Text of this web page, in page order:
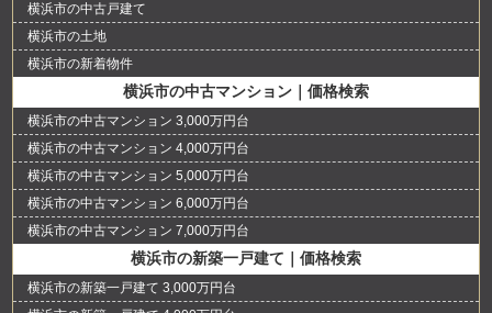
横浜市の中古戸建て
横浜市の土地
横浜市の新着物件
横浜市の中古マンション｜価格検索
横浜市の中古マンション 3,000万円台
横浜市の中古マンション 4,000万円台
横浜市の中古マンション 5,000万円台
横浜市の中古マンション 6,000万円台
横浜市の中古マンション 7,000万円台
横浜市の新築一戸建て｜価格検索
横浜市の新築一戸建て 3,000万円台